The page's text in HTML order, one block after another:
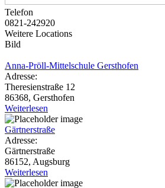
Telefon
0821-242920
Weitere Locations
Bild
Anna-Pröll-Mittelschule Gersthofen
Adresse:
Theresienstraße 12
86368, Gersthofen
Weiterlesen
Gärtnerstraße
Adresse:
Gärtnerstraße
86152, Augsburg
Weiterlesen